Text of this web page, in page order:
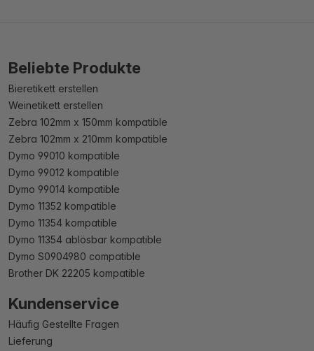
Beliebte Produkte
Bieretikett erstellen
Weinetikett erstellen
Zebra 102mm x 150mm kompatible
Zebra 102mm x 210mm kompatible
Dymo 99010 kompatible
Dymo 99012 kompatible
Dymo 99014 kompatible
Dymo 11352 kompatible
Dymo 11354 kompatible
Dymo 11354 ablösbar kompatible
Dymo S0904980 compatible
Brother DK 22205 kompatible
Kundenservice
Häufig Gestellte Fragen
Lieferung